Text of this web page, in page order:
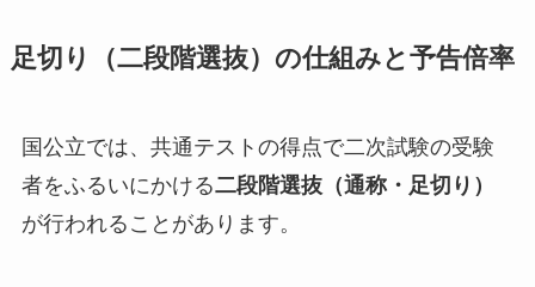
足切り（二段階選抜）の仕組みと予告倍率
国公立では、共通テストの得点で二次試験の受験
者をふるいにかける二段階選抜（通称・足切り）
が行われることがあります。